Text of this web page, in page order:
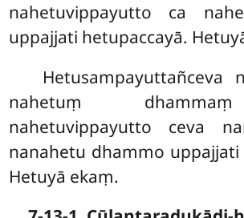
nahetuvippayutto ca
uppajjati hetupaccayā.
Hetusampayuttañceva
nahetuṃ
nahetuvippayutto ceva
nanahetu dhammo uppajjati
Hetuyā ekaṃ.